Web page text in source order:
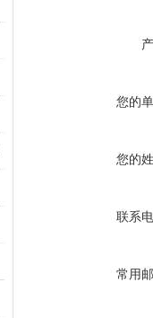
您的
您的
联系
常用